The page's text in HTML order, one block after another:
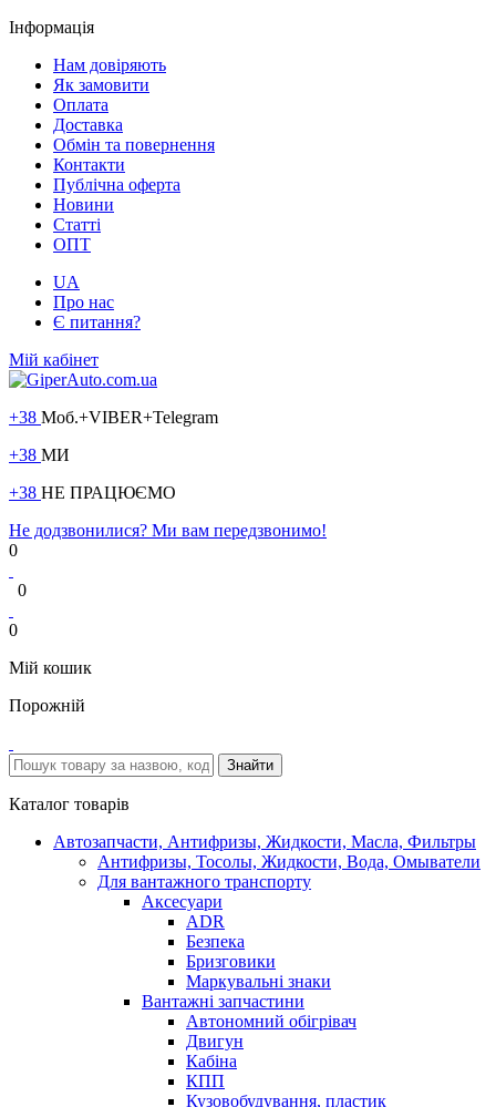
Інформація
Нам довіряють
Як замовити
Оплата
Доставка
Обмін та повернення
Контакти
Публічна оферта
Новини
Статті
ОПТ
UA
Про нас
Є питання?
Мій кабінет
+38 Моб.+VIBER+Telegram
+38 МИ
+38 НЕ ПРАЦЮЄМО
Не додзвонилися? Ми вам передзвонимо!
0
0
0
Мій кошик
Порожній
Каталог товарів
Автозапчасти, Антифризы, Жидкости, Масла, Фильтры
Антифризы, Тосолы, Жидкости, Вода, Омыватели
Для вантажного транспорту
Аксесуари
ADR
Безпека
Бризговики
Маркувальні знаки
Вантажні запчастини
Автономний обігрівач
Двигун
Кабіна
КПП
Кузовобудування, пластик